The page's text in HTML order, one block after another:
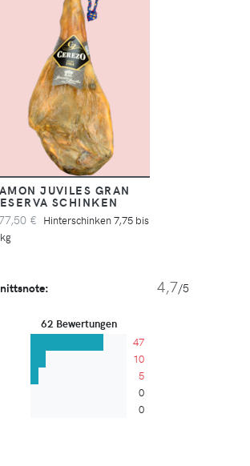
JUVILES GRAN
SCHINKEN
€ Hinterschinken 7,75 bis
4,7/5
62 Bewertungen
47
10
5
0
0